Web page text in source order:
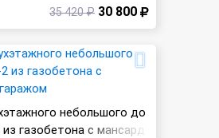
35 420 ₽ 30 800
небольшого до
газобетона с мансард